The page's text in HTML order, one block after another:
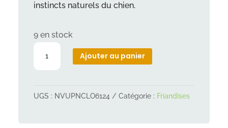
instincts naturels du chien.
9 en stock
de
Ajouter au panier
UGS : NVUPNCLO6124 Catégorie : Friandises